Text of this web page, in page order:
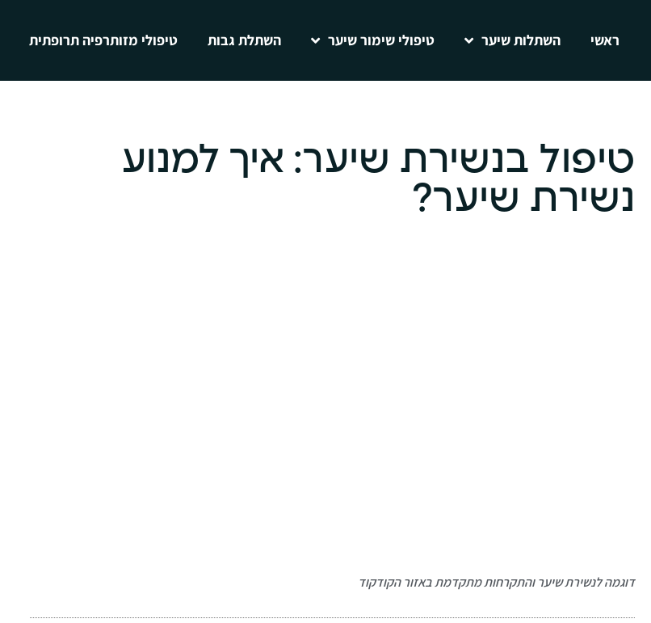
ראשי השתלות שיער טיפולי שימור שיער השתלת גבות טיפולי מזותרפיה תרופתית
טיפול בנשירת שיער: איך למנוע
נשירת שיער?
דוגמה לנשירת שיער והתקרחות מתקדמת באזור הקודקוד